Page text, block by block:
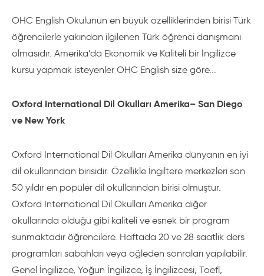
OHC English Okulunun en büyük özelliklerinden birisi Türk
öğrencilerle yakından ilgilenen Türk öğrenci danışmanı
olmasıdır. Amerika’da Ekonomik ve Kaliteli bir İngilizce
kursu yapmak isteyenler OHC English size göre...
Oxford International Dil Okulları Amerika– San Diego
ve New York
Oxford International Dil Okulları Amerika dünyanın en iyi
dil okullarından birisidir. Özellikle İngiltere merkezleri son
50 yıldır en popüler dil okullarından birisi olmuştur.
Oxford International Dil Okulları Amerika diğer
okullarında olduğu gibi kaliteli ve esnek bir program
sunmaktadır öğrencilere. Haftada 20 ve 28 saatlik ders
programları sabahları veya öğleden sonraları yapılabilir.
Genel İngilizce, Yoğun İngilizce, İş İngilizcesi, Toefl,